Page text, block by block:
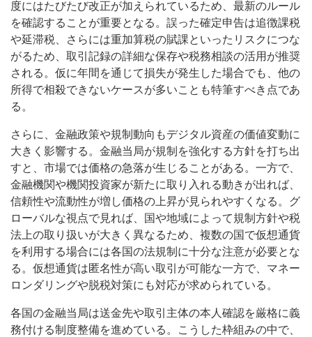
度にはたびたび改正が加えられているため、最新のルール
を確認することが重要となる。誤った確定申告は追徴課税
や延滞税、さらには重加算税の賦課といったリスクにつな
がるため、取引記録の詳細な保存や税務相談の活用が推奨
される。仮に年間を通じて損失が発生した場合でも、他の
所得で相殺できないケースが多いことも特筆すべき点であ
る。
さらに、金融政策や規制動向もデジタル資産の価値変動に
大きく影響する。金融当局が規制を強化する方針を打ち出
すと、市場では価格の急落が生じることがある。一方で、
金融機関や機関投資家が新たに取り入れる動きが出れば、
信頼性や流動性が増し価格の上昇が見られやすくなる。グ
ローバルな視点で見れば、国や地域によって規制方針や税
法上の取り扱いが大きく異なるため、複数の国で仮想通貨
を利用する場合には各国の法規制に十分な注意が必要とな
る。仮想通貨は匿名性が高い取引が可能な一方で、マネー
ロンダリングや脱税対策にも対応が求められている。
各国の金融当局は送金先や取引主体の本人確認を厳格に義
務付ける制度整備を進めている。こうした枠組みの中で、